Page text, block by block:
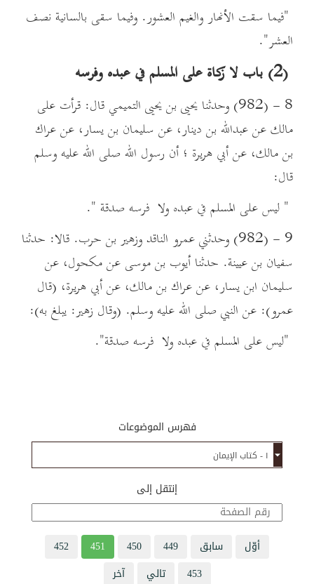
"فيما سقت الأنهار والغيم العشور. وفيما سقى بالسانية نصف
العشر".
(2) باب لا زكاة على المسلم في عبده وفرسه
8 - (982) وحدثنا يحيى بن يحيى التميمي قال: قرأت على
مالك عن عبدالله بن دينار، عن سليمان بن يسار، عن عراك
بن مالك، عن أبي هريرة ؛ أن رسول الله صلى الله عليه وسلم
قال:
" ليس على المسلم في عبده ولا فرسه صدقة ".
9 - (982) وحدثني عمرو الناقد وزهير بن حرب. قالا: حدثنا
سفيان بن عيينة. حدثنا أيوب بن موسى عن مكحول، عن
سليمان ابن يسار، عن عراك بن مالك، عن أبي هريرة، (قال
عمرو): عن النبي صلى الله عليه وسلم. (وقال زهير: يبلغ به):
"ليس على المسلم في عبده ولا فرسه صدقة".
فهرس الموضوعات
إنتقل إلى
أوّل سابق 449
450
451
452
453
تالي
آخر